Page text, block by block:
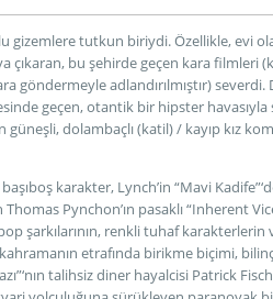
tutkun biriydi. Özellikle, evi
çıkaran, bu şehirde geçen kara filmleri
göndermeyle adlandırılmıştır) severdi.
geçen, otantik bir hipster
güneşli, dolambaçlı (katil) / kayıp kız
başıboş karakter, Lynch’in “Mavi
Pynchon’ın pasaklı “Inherent
şarkılarının, renkli tuhaf
kahramanın etrafında birikme biçimi,
talihsiz diner hayalcisi Patrick